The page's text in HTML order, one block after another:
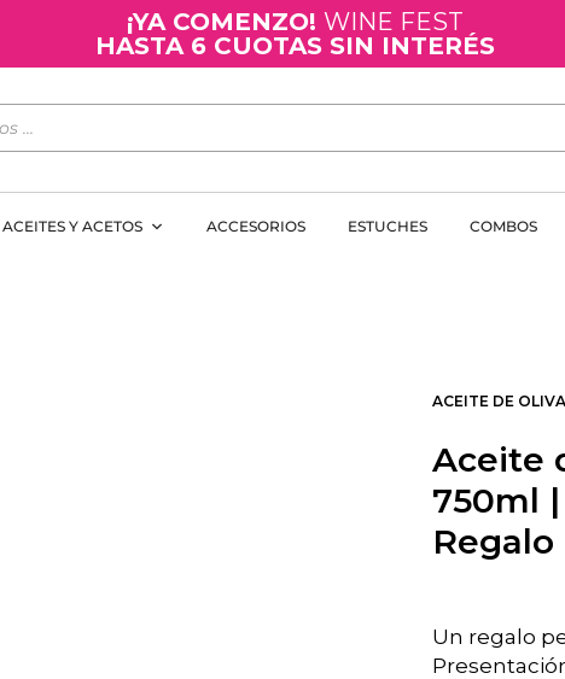
¡YA COMENZO! WINE FEST
HASTA 6 CUOTAS SIN INTERÉS
ACEITES Y ACETOS ACCESORIOS ESTUCHES COMBOS
ACEITE DE OLIVA
Aceite
750ml
Un regalo